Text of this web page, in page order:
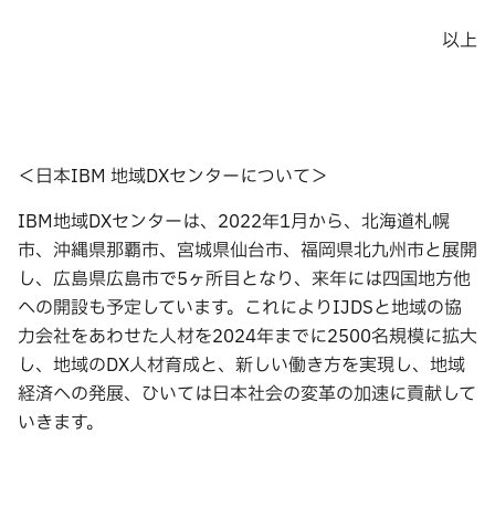
以上
＜日本IBM 地域DXセンターについて＞
IBM地域DXセンターは、2022年1月から、北海道札幌
市、沖縄県那覇市、宮城県仙台市、福岡県北九州市と展開
し、広島県広島市で5ヶ所目となり、来年には四国地方他
への開設も予定しています。これによりIJDSと地域の協
力会社をあわせた人材を2024年までに2500名規模に拡大
し、地域のDX人材育成と、新しい働き方を実現し、地域
経済への発展、ひいては日本社会の変革の加速に貢献して
いきます。